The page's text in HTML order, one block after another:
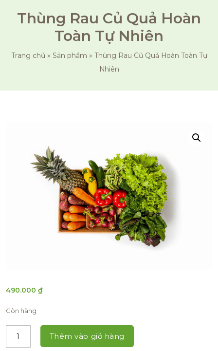
Thùng Rau Củ Quả Hoàn
Toàn Tự Nhiên
Trang chủ » Sản phẩm » Thùng Rau Củ Quả Hoàn Toàn Tự
Nhiên
490.000 ₫
Còn hàng
Thêm vào giỏ hàng